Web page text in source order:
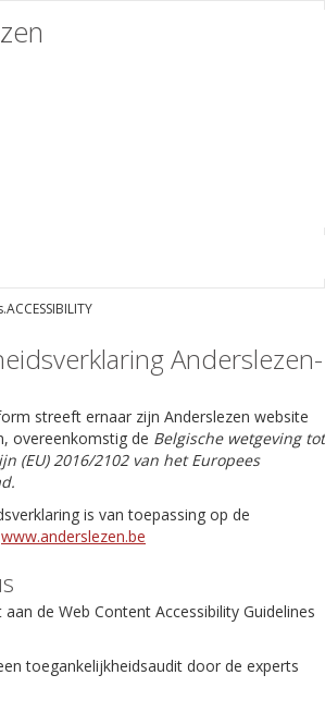
Anderslezen-
streeft ernaar zijn Anderslezen website
overeenkomstig de Belgische wetgeving tot
(EU) 2016/2102 van het Europees
is van toepassing op de
www.anderslezen.be
de Web Content Accessibility Guidelines
toegankelijkheidsaudit door de experts